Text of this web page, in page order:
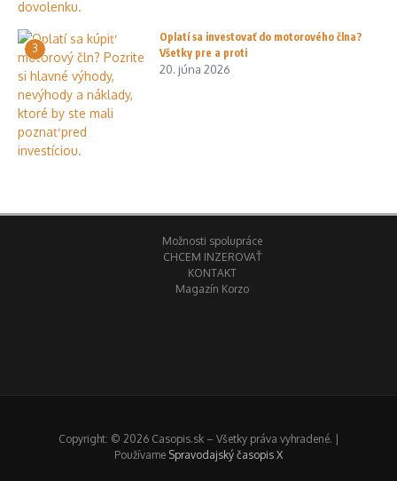
3
Oplatí sa investovať do motorového člna?
Všetky pre a proti
20. júna 2026
Možnosti spolupráce
CHCEM INZEROVAŤ
KONTAKT
Magazín Korzo
Copyright: © 2026 Casopis.sk – Všetky práva vyhradené. |
Používame Spravodajský časopis X